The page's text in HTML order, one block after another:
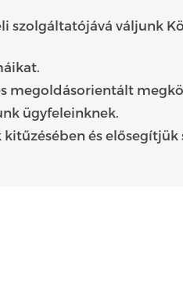
szolgáltatójává váljunk
megoldásorientált
ügyfeleinknek.
és elősegítjük